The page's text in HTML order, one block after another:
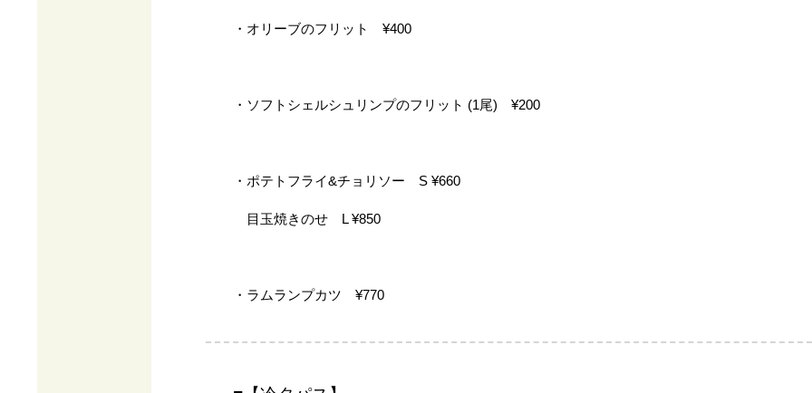
・オリーブのフリット ¥400
・ソフトシェルシュリンプのフリット (1尾) ¥200
・ポテトフライ&チョリソー S ¥660
目玉焼きのせ L ¥850
・ラムランプカツ ¥770